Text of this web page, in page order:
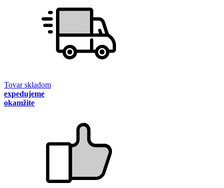
Tovar skladom
expedujeme
okamžite